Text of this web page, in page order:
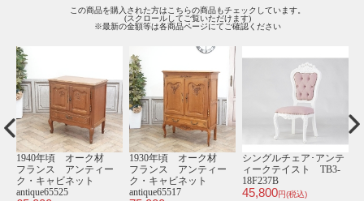
この商品を購入された方はこちらの商品もチェックしています。
(スクロールしてご覧いただけます)
※最新の金額等は各商品ページにてご確認ください
チェスト･アンティーク
テイスト TB1-18
39,800円(税込)
シングルチェア･アンテ
ィークテイスト E6200-
18F279B
34,800円(税込)
シングルチェア･アンテ
ィークテイスト TB8-
8P32B
46,800円(税込)